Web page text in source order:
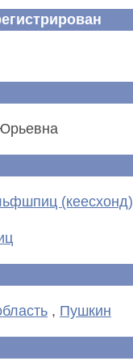
(кеесхонд)
, Пушкин